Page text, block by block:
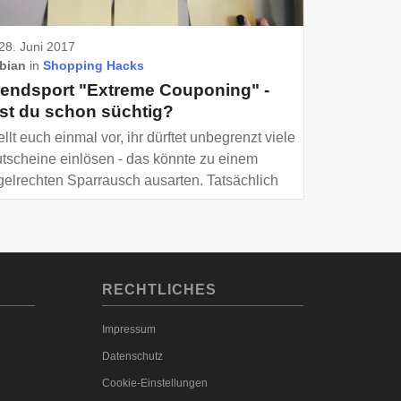
Juni 2017
in Shopping Hacks
"Extreme Couponing" -
du schon süchtig?
euch einmal vor, ihr dürftet unbegrenzt viele
einlösen - das könnte zu einem
Sparrausch ausarten. Tatsächlich
es mittlerweile Couponsüchtige, die
RECHTLICHES
Impressum
Datenschutz
Cookie-Einstellungen